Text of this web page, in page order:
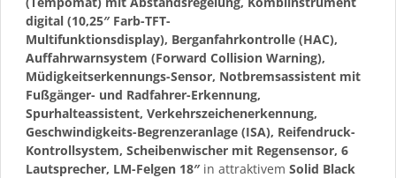
digital (10,25″ Farb-TFT-
Multifunktionsdisplay), Berganfahrkontrolle (HAC),
Auffahrwarnsystem (Forward Collision Warning),
Müdigkeitserkennungs-Sensor, Notbremsassistent mit
Fußgänger- und Radfahrer-Erkennung,
Spurhalteassistent, Verkehrszeichenerkennung,
Geschwindigkeits-Begrenzeranlage (ISA), Reifendruck-
Kontrollsystem, Scheibenwischer mit Regensensor, 6
Lautsprecher, LM-Felgen 18″in attraktivem Solid Black